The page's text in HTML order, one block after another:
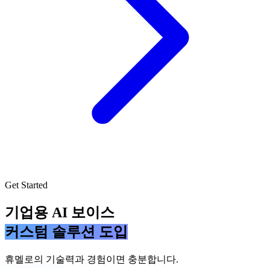
Get Started
기업용 AI 보이스
커스텀 솔루션 도입
휴멜로의 기술력과 경험이면 충분합니다.